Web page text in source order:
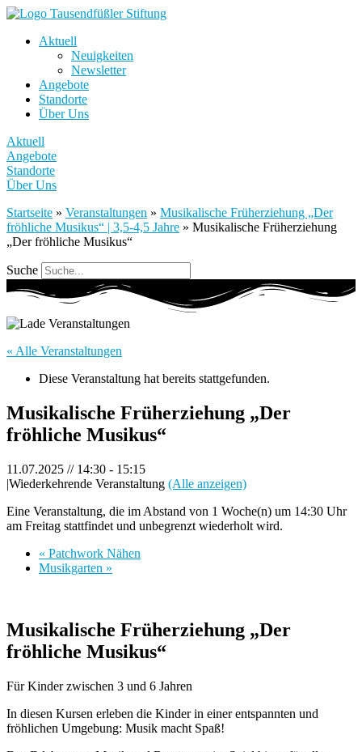
Aktuell
Neuigkeiten
Newsletter
Angebote
Standorte
Über Uns
Aktuell
Angebote
Standorte
Über Uns
Startseite » Veranstaltungen » Musikalische Früherziehung „Der
fröhliche Musikus“ | 3,5-4,5 Jahre » Musikalische Früherziehung
„Der fröhliche Musikus“
Suche
« Alle Veranstaltungen
Diese Veranstaltung hat bereits stattgefunden.
Musikalische Früherziehung „Der
fröhliche Musikus“
11.07.2025 // 14:30 - 15:15
|Wiederkehrende Veranstaltung (Alle anzeigen)
Eine Veranstaltung, die im Abstand von 1 Woche(n) um 14:30 Uhr
am Freitag stattfindet und unbegrenzt wiederholt wird.
« Patchwork Nähen
Musikgarten »
Musikalische Früherziehung „Der
fröhliche Musikus“
Für Kinder zwischen 3 und 6 Jahren
In diesen Kursen erleben die Kinder in einer entspannten und
fröhlichen Umgebung: Musik macht Spaß!